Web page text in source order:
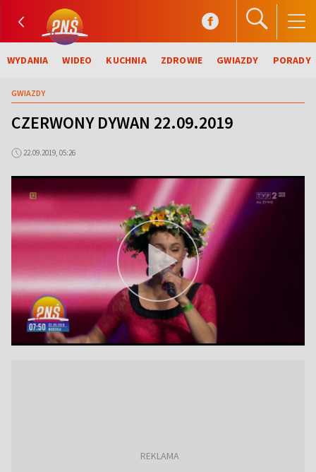
WYDANIA WIDEO KUCHNIA ZDROWIE GWIAZDY PORADY
GWIAZDY
CZERWONY DYWAN 22.09.2019
22.09.2019, 05:26